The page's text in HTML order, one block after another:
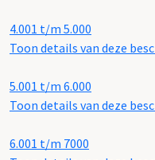
4.001 t/m 5.000
Toon details van deze
5.001 t/m 6.000
Toon details van deze
6.001 t/m 7000